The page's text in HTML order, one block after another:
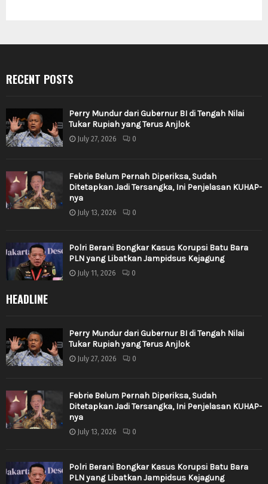
RECENT POSTS
Perry Mundur dari Gubernur BI di Tengah Nilai
Tukar Rupiah yang Terus Anjlok
July 27, 2026 0
Febrie Belum Pernah Diperiksa, Sudah
Ditetapkan Jadi Tersangka, Ini Penjelasan KUHAP-
nya
July 13, 2026 0
Polri Berani Bongkar Kasus Korupsi Batu Bara
PLN yang Libatkan Jampidsus Kejagung
July 11, 2026 0
HEADLINE
Perry Mundur dari Gubernur BI di Tengah Nilai
Tukar Rupiah yang Terus Anjlok
July 27, 2026 0
Febrie Belum Pernah Diperiksa, Sudah
Ditetapkan Jadi Tersangka, Ini Penjelasan KUHAP-
nya
July 13, 2026 0
Polri Berani Bongkar Kasus Korupsi Batu Bara
PLN yang Libatkan Jampidsus Kejagung